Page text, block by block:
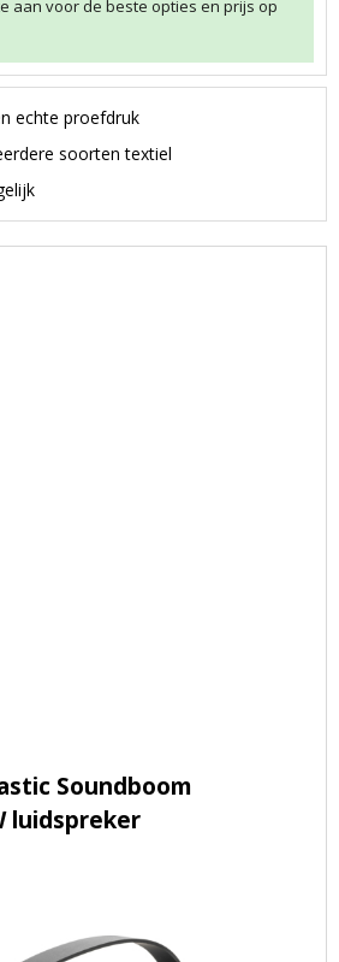
aan voor de beste opties en prijs op
echte proefdruk
soorten textiel
Soundboom
luidspreker